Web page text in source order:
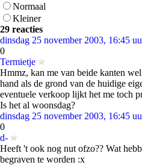
Normaal
Kleiner
29 reacties
dinsdag 25 november 2003, 16:45
0
Termietje
Hmmz, kan me van beide kanten
hand als de grond van de huidige
eventuele verkoop lijkt het me toch
Is het al woonsdag?
dinsdag 25 november 2003, 16:45
0
d-
Heeft 't ook nog nut ofzo?? Wat
begraven te worden :x